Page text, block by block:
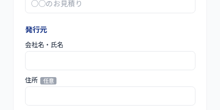
発行元
会社名・氏名
住所 任意